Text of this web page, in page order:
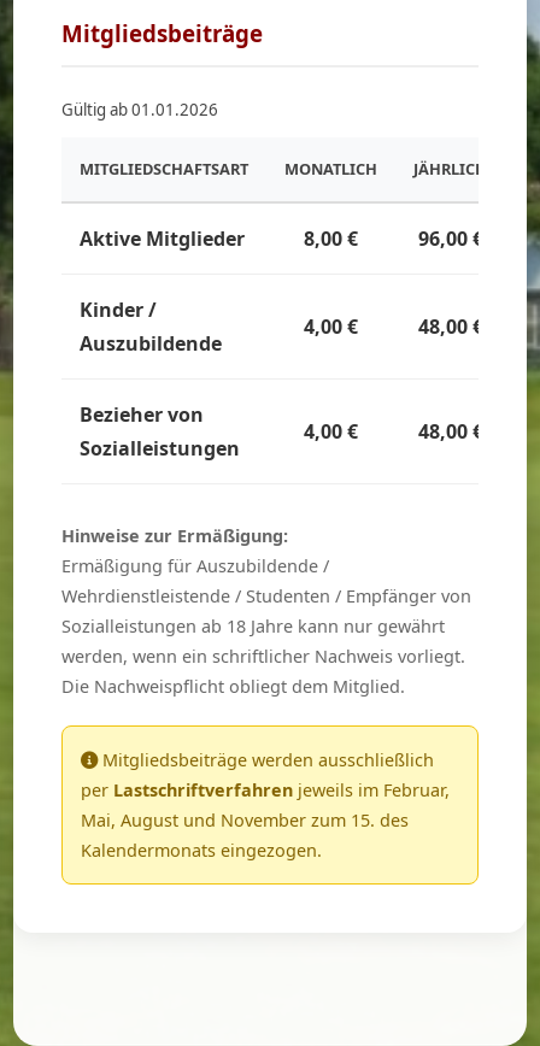
Mitgliedsbeiträge
Gültig ab 01.01.2026
MITGLIEDSCHAFTSART MONATLICH JÄHRLICH
Aktive Mitglieder 8,00 € 96,00 €
Kinder /
Auszubildende
4,00 € 48,00 €
Bezieher von
Sozialleistungen
4,00 € 48,00 €
Hinweise zur Ermäßigung:
Ermäßigung für Auszubildende /
Wehrdienstleistende / Studenten / Empfänger von
Sozialleistungen ab 18 Jahre kann nur gewährt
werden, wenn ein schriftlicher Nachweis vorliegt.
Die Nachweispflicht obliegt dem Mitglied.
Mitgliedsbeiträge werden ausschließlich
per Lastschriftverfahren jeweils im Februar,
Mai, August und November zum 15. des
Kalendermonats eingezogen.